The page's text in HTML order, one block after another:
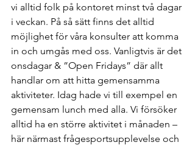
vi alltid folk på kontoret minst två dagar
i veckan. På så sätt finns det alltid
möjlighet för våra konsulter att komma
in och umgås med oss. Vanligtvis är det
onsdagar & ”Open Fridays” där allt
handlar om att hitta gemensamma
aktiviteter. Idag hade vi till exempel en
gemensam lunch med alla. Vi försöker
alltid ha en större aktivitet i månaden –
här närmast frågesportsupplevelse och